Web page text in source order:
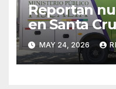
Reportan
en Santa
elevan a 33
MAY 24, 2026